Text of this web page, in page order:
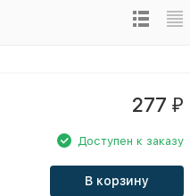
277 ₽
Доступен к заказу
В корзину